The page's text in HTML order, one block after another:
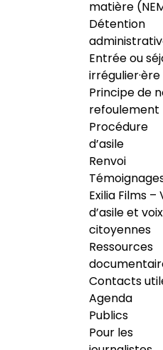
matière
Détention
Entrée ou
irrégulier·ère
Principe de
refoulement
Procédure
d’asile
Renvoi
Exilia Films –
d’asile et voix
citoyennes
Ressources
Contacts
Agenda
Publics
Pour les